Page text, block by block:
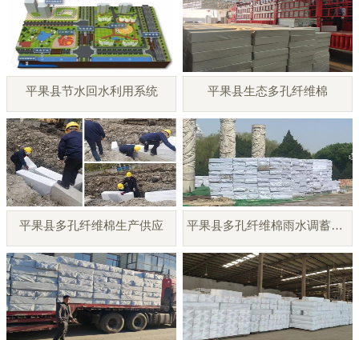
平果县节水回水利用系统 平果县生态多孔纤维棉
平果县多孔纤维棉生产供应 平果县多孔纤维棉雨水调蓄模块